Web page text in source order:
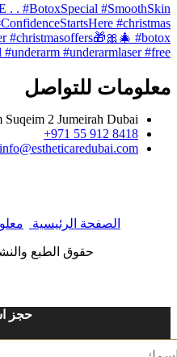
معلومات للتواصل
2 Jumeirah Dubai
8418 912 55 971+
info@estheticaredubai.com
الصفحة الرئيسية
حقوق الطبع والنشر
حجز